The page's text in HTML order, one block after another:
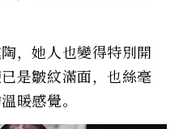
，她人也變得特別開
是皺紋滿面，也絲毫
暖感覺。